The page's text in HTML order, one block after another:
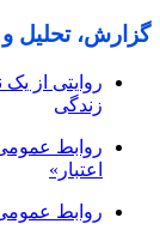
گزارش، تحلیل
روایتی از
زندگی
روابط
اعتبار»
روابط